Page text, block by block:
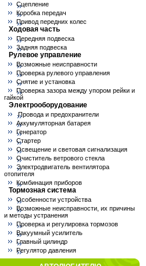
Сцепление
Коробка передач
Привод передних колес
Ходовая часть
Передняя подвеска
Задняя подвеска
Рулевое управление
Возможные неисправности
Проверка рулевого управления
Снятие и установка
Проверка зазора между упором рейки и
гайкой
Электрооборудование
Провода и предохранители
Аккумуляторная батарея
Генератор
Стартер
Освещение и световая сигнализация
Очиститель ветрового стекла
Электродвигатель вентилятора
отопителя
Комбинация приборов
Тормозная система
Особенности устройства
Возможные неисправности, их причины
и методы устранения
Проверка и регулировка тормозов
Вакуумный усилитель
Главный цилиндр
Регулятор давления